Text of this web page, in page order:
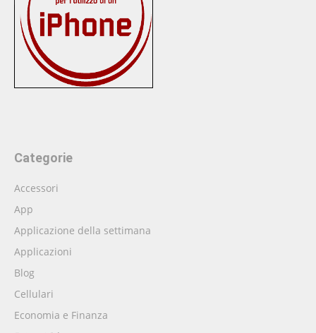
Categorie
Accessori
App
Applicazione della settimana
Applicazioni
Blog
Cellulari
Economia e Finanza